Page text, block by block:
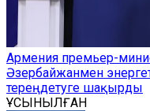
Армения премьер-
Әзербайжанмен
тереңдетуге шақырды
ҰСЫНЫЛҒАН